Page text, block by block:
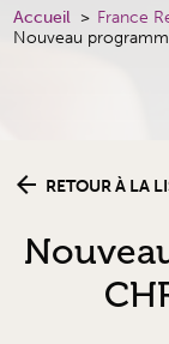
Accueil France
Nouveau
RETOUR À LA